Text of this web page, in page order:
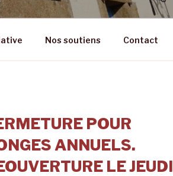
Nos soutiens Contact
POUR
ANNUELS.
LE JEUDI